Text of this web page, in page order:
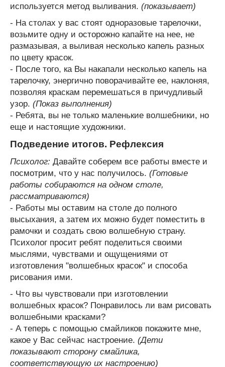
используется метод выливания. (показывает)
- На столах у вас стоят одноразовые тарелочки,
возьмите одну и осторожно капайте на нее, не
размазывая, а выливая несколько капель разных
по цвету красок.
- После того, ка Вы накапали несколько капель на
тарелочку, энергично поворачивайте ее, наклоняя,
позволяя краскам перемешаться в причудливый
узор. (Показ выполнения)
- Ребята, вы не только маленькие волшебники, но
еще и настоящие художники.
Подведение итогов. Рефлексия
Психолог: Давайте соберем все работы вместе и
посмотрим, что у нас получилось. (Готовые
работы собираются на одном столе,
рассматриваются)
- Работы мы оставим на столе до полного
высыхания, а затем их можно будет поместить в
рамочки и создать свою волшебную страну.
Психолог просит ребят поделиться своими
мыслями, чувствами и ощущениями от
изготовления "волшебных красок" и способа
рисования ими.
- Что вы чувствовали при изготовлении
волшебных красок? Понравилось ли вам рисовать
волшебными красками?
- А теперь с помощью смайликов покажите мне,
какое у Вас сейчас настроение. (Дети
показывают сторону смайлика,
соответствующую их настроению)